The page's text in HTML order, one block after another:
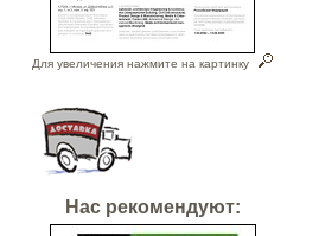
Для увеличения нажмите на картинку
Нас рекомендуют: